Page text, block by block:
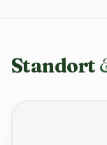
Standort